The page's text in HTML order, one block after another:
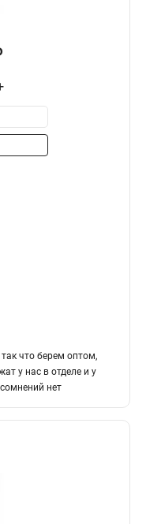
что берем оптом,
у нас в отделе и у
нет